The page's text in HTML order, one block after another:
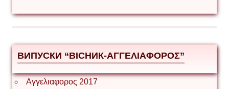
ВИПУСКИ “ВІСНИК-ΑΓΓΕΛΙΑΦΟΡΟΣ”
Αγγελιαφορος 2017